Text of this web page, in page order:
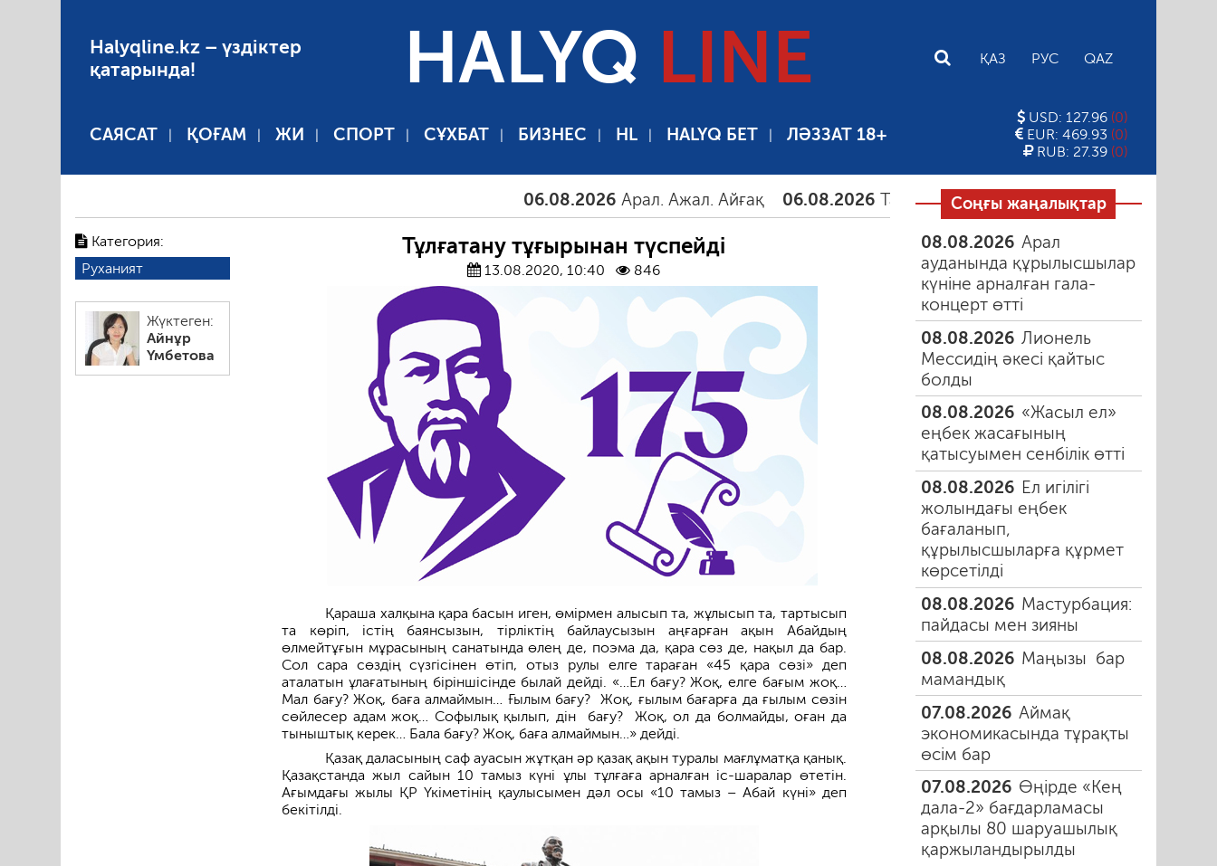
Halyqline.kz – үздіктер
қатарында!
HALYQ LINE ҚАЗ РУС QAZ
САЯСАТ ҚОҒАМ ЖИ СПОРТ СҰХБАТ БИЗНЕС HL HALYQ БЕТ ЛӘЗЗАТ 18+
USD: 127.96 (0)
EUR: 469.93 (0)
RUB: 27.39 (0)
06.08.2026 Арал. Ажал. Айғақ 06.08.2026 Тамыздағы таңғы түтін 06.08.2026 Құмарлық
Категория:
Руханият
Жүктеген:
Айнұр
Үмбетова
Тұлғатану тұғырынан түспейді
13.08.2020, 10:40 846
Қараша халқына қара басын иген, өмірмен алысып та, жұлысып та, тартысы­п
та көріп, істің баянсызын, тірліктің байлаусызын аңғарған ақын Абайдың
өлмейтұғын мұрасының санатында өлең де, поэма да, қара сөз де, нақыл да бар.
Сол сара сөздің сүзгісінен өтіп, отыз рулы елге тараған «45 қара сөзі» деп
аталатын ұлағатының біріншісінде былай дейді. «…Ел бағу? Жоқ, елге бағым жоқ…
Мал бағу? Жоқ, баға алмаймын… Ғылым бағу? Жоқ, ғылым бағарға да ғылым сөзін
сөйлесер адам жоқ… Софылық қылып, дін бағу? Жоқ, ол да болмайды, оған да
тыныштық керек… Бала бағу? Жоқ, баға алмаймын…» дейді.
Қазақ даласының саф ауасын жұтқан әр қазақ ақын туралы мағлұматқа қанық.
Қазақстанда жыл сайын 10 тамыз күні ұлы тұлғаға арналған іс-шарала­р өтетін.
Ағымдағы жылы ҚР Үкіметінің қаулысымен дәл осы «10 тамыз – Абай күні» деп
бекітілді.
Соңғы жаңалықтар
08.08.2026 Арал
ауданында құрылысшылар
күніне арналған гала-
концерт өтті
08.08.2026 Лионель
Мессидің әкесі қайтыс
болды
08.08.2026 «Жасыл ел»
еңбек жасағының
қатысуымен сенбілік өтті
08.08.2026 Ел игілігі
жолындағы еңбек
бағаланып,
құрылысшыларға құрмет
көрсетілді
08.08.2026 Мастурбация:
пайдасы мен зияны
08.08.2026 Маңызы бар
мамандық
07.08.2026 Аймақ
экономикасында тұрақты
өсім бар
07.08.2026 Өңірде «Кең
дала-2» бағдарламасы
арқылы 80 шаруашылық
қаржыландырылды